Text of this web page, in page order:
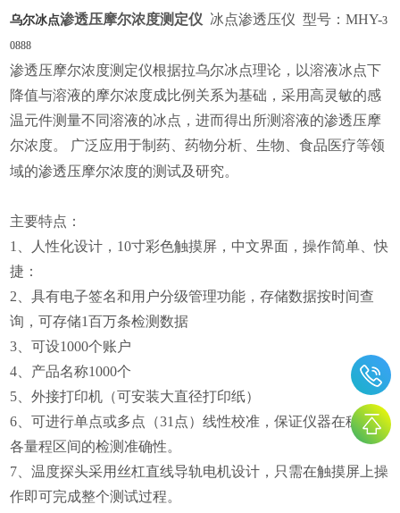
乌尔冰点渗透压摩尔浓度测定仪 冰点渗透压仪 型号：MHY-3
0888
渗透压摩尔浓度测定仪根据拉乌尔冰点理论，以溶液冰点下
降值与溶液的摩尔浓度成比例关系为基础，采用高灵敏的感
温元件测量不同溶液的冰点，进而得出所测溶液的渗透压摩
尔浓度。
广泛应用于制药、药物分析、生物、食品医疗等领
域的渗透压摩尔浓度的测试及研究。
主要特点：
1
、人性化设计， 10寸彩色触摸屏，中文界面，操作简单、快
捷：
2 、具有电子签名和用户分级管理功能，存储数据按时间查
询，可存储1百万条检测数据
3 、可设1000个账户
4 、产品名称1000个
5 、外接打印机（可安装大直径打印纸）
6 、可进行单点或多点（31 点）线性校准，保证仪器在稳中有
各量程区间的检测准确性。
7 、温度探头采用丝杠直线导轨电机设计，只需在触摸屏上操
作即可完成整个测试过程。